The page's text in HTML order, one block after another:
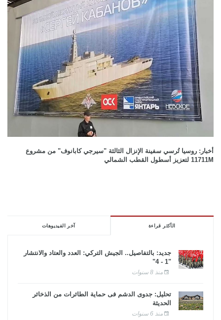
أخبار: روسيا تُرسي سفينة الإنزال الثالثة "سيرجي كابانوف" من مشروع
11711M لتعزيز أسطول القطب الشمالي
الأكثر قراءة آخر الفيديوهات
جديد: بالتفاصيل.. الجيش التركي: العدد والعتاد والانتشار
"1 - 4"
منذ 8 سنوات
تحليل: جدوى الدشم فى حماية الطائرات من الذخائر
الحديثة
منذ 6 سنوات